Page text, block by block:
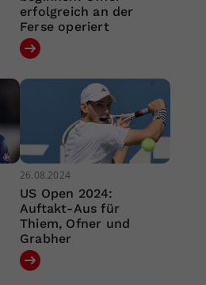
erfolgreich an der
Ferse operiert
26.08.2024
US Open 2024:
Auftakt-Aus für
Thiem, Ofner und
Grabher